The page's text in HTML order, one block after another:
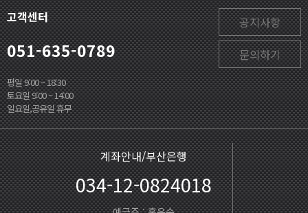
고객센터
051-635-0789
평일 9:00 ~ 18:30
토요일 9:00 ~ 14:00
일요일,공유일 휴무
공지사항
문의하기
계좌안내/부산은행
034-12-0824018